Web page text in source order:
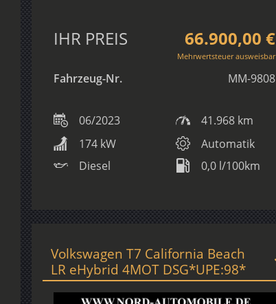
IHR PREIS 66.900,00 €
Mehrwertsteuer ausweisbar
Fahrzeug-Nr. MM-9808
06/2023
41.968 km
174 kW
Automatik
Diesel
0,0 l/100km
Volkswagen T7 California Beach
LR eHybrid 4MOT DSG*UPE:98*